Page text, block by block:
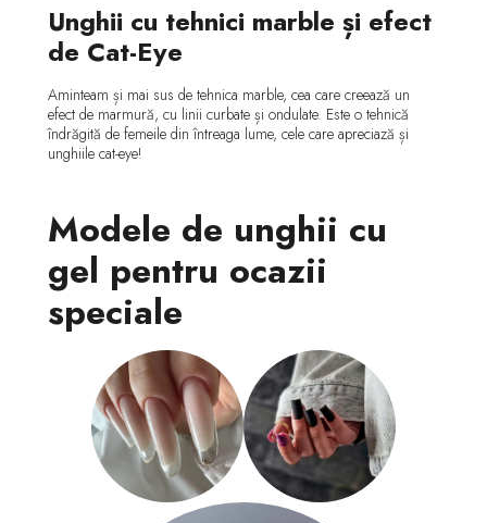
Unghii cu tehnici marble și efect
de Cat-Eye
Aminteam și mai sus de tehnica marble, cea care creează un
efect de marmură, cu linii curbate și ondulate. Este o tehnică
îndrăgită de femeile din întreaga lume, cele care apreciază și
unghiile cat-eye!
Modele de unghii cu
gel pentru ocazii
speciale